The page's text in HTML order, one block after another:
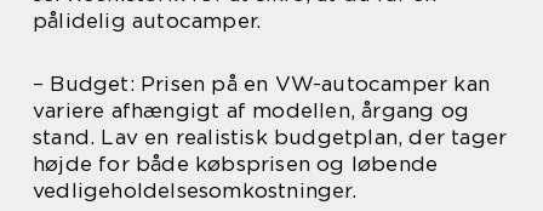
pålidelig autocamper.
– Budget: Prisen på en VW-autocamper kan
variere afhængigt af modellen, årgang og
stand. Lav en realistisk budgetplan, der tager
højde for både købsprisen og løbende
vedligeholdelsesomkostninger.